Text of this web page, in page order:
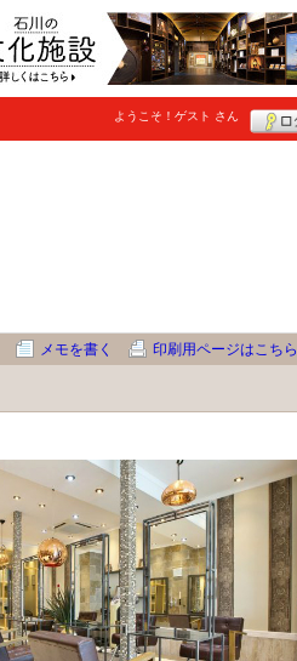
ようこそ！ ゲスト さん
メモを書く 印刷用ページはこちら